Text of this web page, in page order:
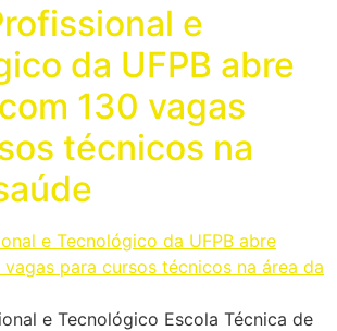
e
da UFPB abre
130 vagas
técnicos na
e Tecnológico Escola Técnica de